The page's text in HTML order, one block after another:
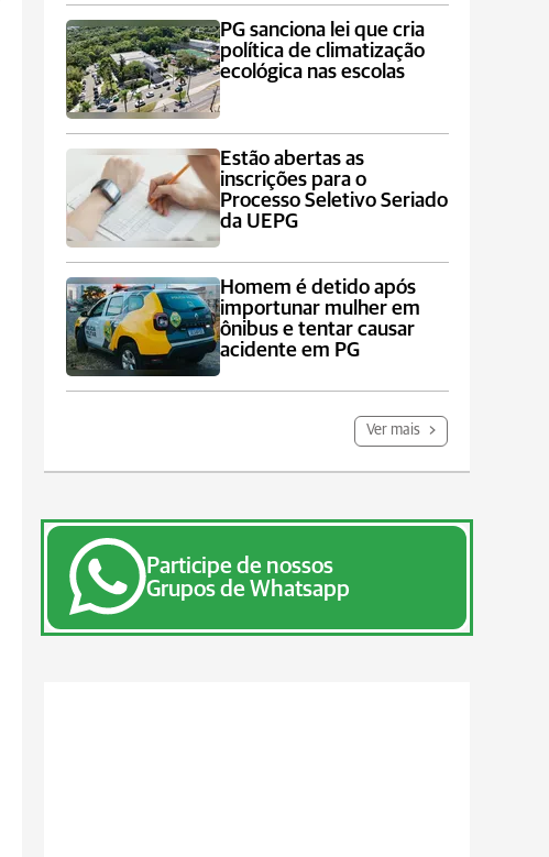
PG sanciona lei que cria
política de climatização
ecológica nas escolas
Estão abertas as
inscrições para o
Processo Seletivo Seriado
da UEPG
Homem é detido após
importunar mulher em
ônibus e tentar causar
acidente em PG
Ver mais
Participe de nossos
Grupos de Whatsapp